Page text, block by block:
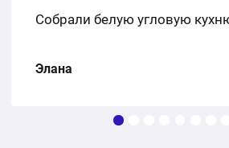
Собрали белую угловую
Элана